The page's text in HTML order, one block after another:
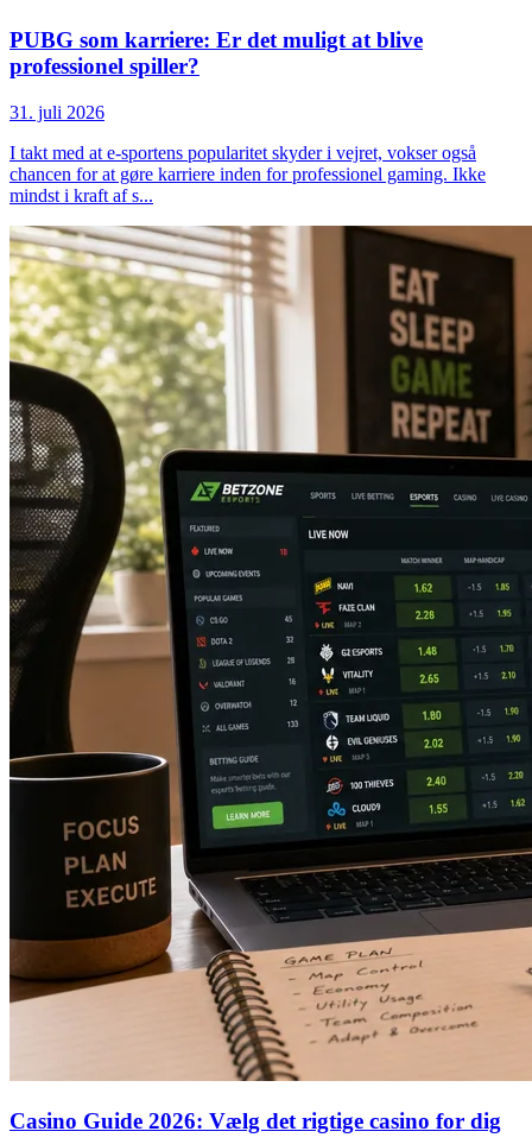
PUBG som karriere: Er det muligt at blive
professionel spiller?
31. juli 2026
I takt med at e-sportens popularitet skyder i vejret, vokser også
chancen for at gøre karriere inden for professionel gaming. Ikke
mindst i kraft af s...
Casino Guide 2026: Vælg det rigtige casino for dig